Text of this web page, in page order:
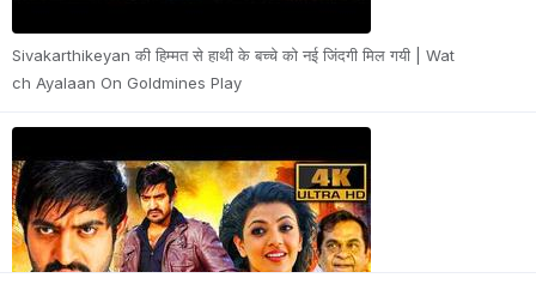
Sivakarthikeyan की हिम्मत से हाथी के बच्चे को नई जिंदगी मिल गयी | Wat
ch Ayalaan On Goldmines Play